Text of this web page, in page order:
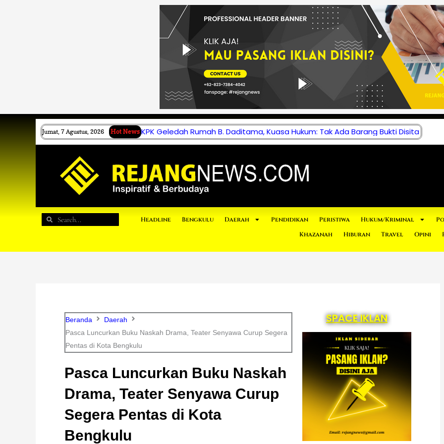
Jumat, 7 Agustus, 2026 Hot News KPK Geledah Rumah B. Daditama, Kuasa Hukum: Tak Ada Barang Bukti Disita
Search
Search Headline Bengkulu Daerah Pendidikan Peristiwa Hukum/Kriminal
Khazanah
Hiburan Travel Opini
Beranda
Daerah
Pasca Luncurkan Buku Naskah Drama, Teater Senyawa Curup Segera
Pentas di Kota Bengkulu
Pasca Luncurkan Buku Naskah
Drama, Teater Senyawa Curup
Segera Pentas di Kota
Bengkulu
SPACE IKLAN